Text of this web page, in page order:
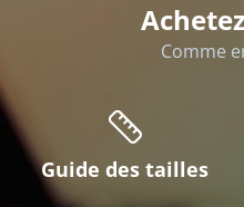
Comme
Guide des tailles